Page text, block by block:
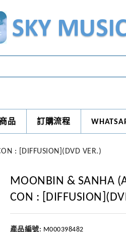
品 訂購流程
: [DIFFUSION](DVD VER.)
MOONBIN & SANHA
CON :
產品編號: M000398482